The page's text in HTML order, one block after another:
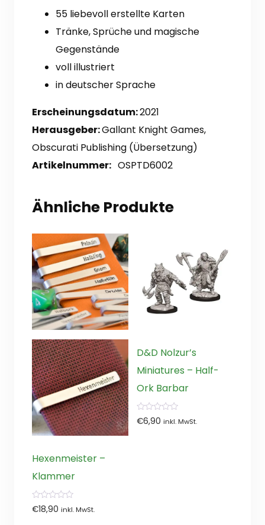
55 liebevoll erstellte Karten
Tränke, Sprüche und magische
Gegenstände
voll illustriert
in deutscher Sprache
Erscheinungsdatum:2021
Herausgeber:Gallant Knight Games,
Obscurati Publishing (Übersetzung)
Artikelnummer: OSPTD6002
Ähnliche Produkte
Hexenmeister –
Klammer
0
von
€18,90 inkl. MwSt.
D&D Nolzur’s
Miniatures – Half-
Ork Barbar
0
von
€6,90 inkl. MwSt.